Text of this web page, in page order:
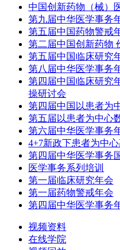
中国创新药物（械）
第九届中华医学事务
第五届中国药物警戒
第二届中国创新药物
第五届中国临床研究
第八届中华医学事务
第四届中国临床研究
操研讨会
第四届中国以患者为
第五届以患者为中心
第六届中华医学事务
4+7新政下患者为中
第四届中华医学事务
医学事务系列培训
第一届临床研究年会
第一届药物警戒年会
第四届中华医学事务
视频资料
在线学院